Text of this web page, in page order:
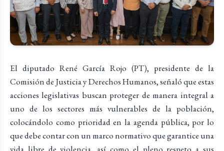
El diputado René García Rojo (PT), presidente de la
Comisión de Justicia y Derechos Humanos, señaló que estas
acciones legislativas buscan proteger de manera integral a
uno de los sectores más vulnerables de la población,
colocándolo como prioridad en la agenda pública, por lo
que debe contar con un marco normativo que garantice una